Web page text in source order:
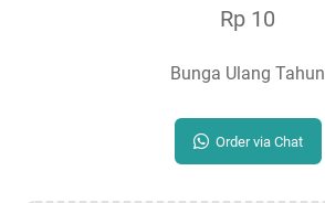
Rp 10
Bunga Ulang Tahun
Order via Chat